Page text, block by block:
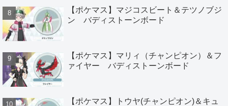
【ポケマス】マジコスビート＆テツノブジ
ン バディストーンボード
【ポケマス】マリィ（チャンピオン）＆フ
ァイヤー バディストーンボード
【ポケマス】トウヤ(チャンピオン)＆キュ